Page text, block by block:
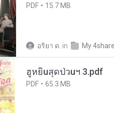
PDF 15.7 MB
อริยา ด. in My
ฮูหยิuสุดป่วuฯ 3.pdf
PDF 65.3 MB